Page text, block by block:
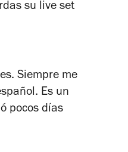
su live set
Siempre me
Es un
pocos días